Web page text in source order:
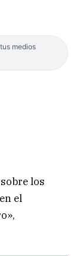
medios
los
el